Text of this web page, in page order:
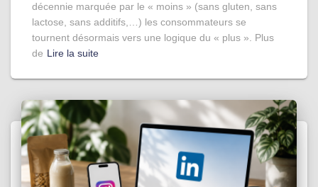
décennie marquée par le « moins » (sans gluten, sans
lactose, sans additifs,…) les consommateurs se
tournent désormais vers une logique du « plus ». Plus
de Lire la suite